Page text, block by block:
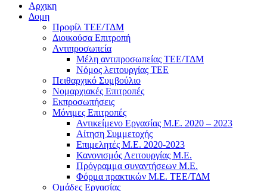
Αρχικη
Δομη
Προφίλ ΤΕΕ/ΤΔΜ
Διοικούσα Επιτροπή
Αντιπροσωπεία
Μέλη αντιπροσωπείας ΤΕΕ/ΤΔΜ
Νόμος λειτουργίας ΤΕΕ
Πειθαρχικό Συμβούλιο
Νομαρχιακές Επιτροπές
Εκπροσωπήσεις
Μόνιμες Επιτροπές
Αντικείμενο Εργασίας Μ.Ε. 2020 – 2023
Αίτηση Συμμετοχής
Επιμελητές Μ.Ε. 2020-2023
Κανονισμός Λειτουργίας Μ.Ε.
Πρόγραμμα συναντήσεων M.E.
Φόρμα πρακτικών Μ.Ε. ΤΕΕ/ΤΔΜ
Ομάδες Εργασίας